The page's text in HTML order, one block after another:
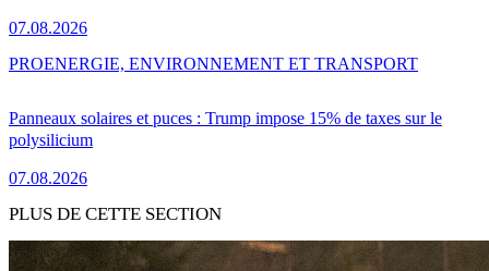
07.08.2026
Panneaux solaires et puces : Trump impose 15% de taxes sur le
polysilicium
07.08.2026
PROENERGIE, ENVIRONNEMENT ET TRANSPORT
PLUS DE CETTE SECTION